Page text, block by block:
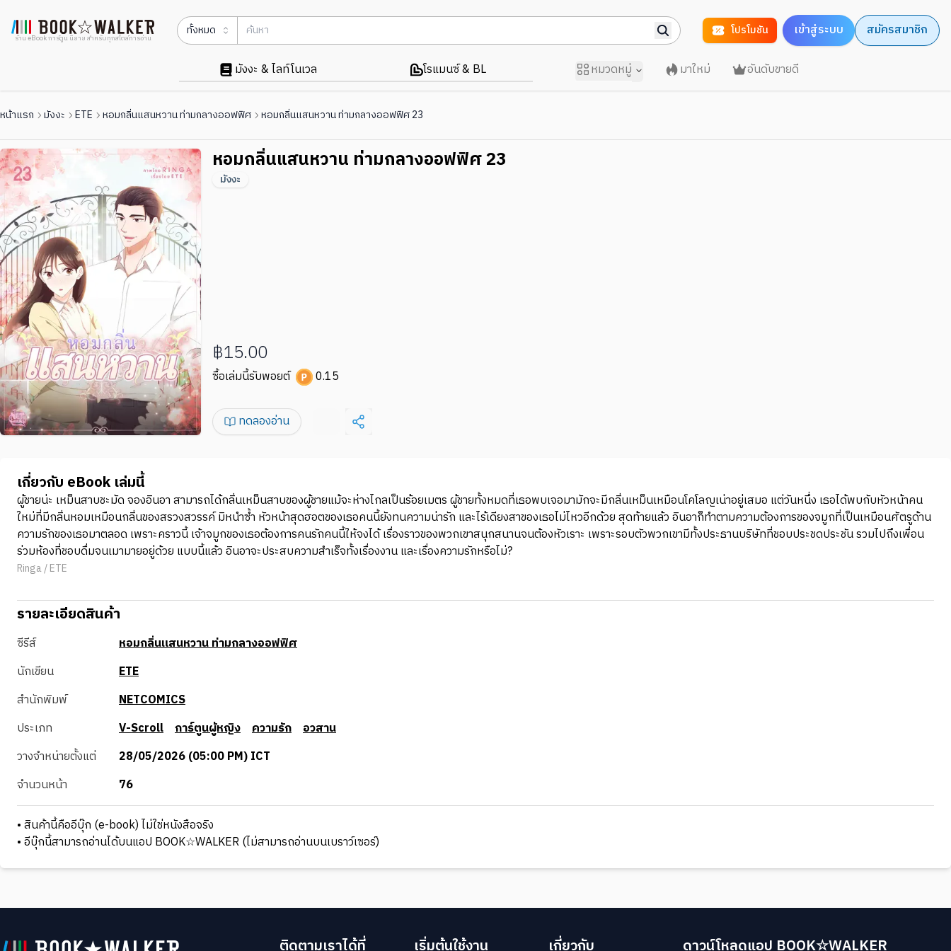
ร้าน eBook การ์ตูน นิยาย สำหรับทุกสไตล์การอ่าน
ทั้งหมด โปรโมชัน เข้าสู่ระบบ สมัครสมาชิก
มังงะ & ไลท์โนเวล โรแมนซ์ & BL หมวดหมู่ มาใหม่ อันดับขายดี
หน้าแรก มังงะ ETE หอมกลิ่นแสนหวาน ท่ามกลางออฟฟิศ หอมกลิ่นแสนหวาน ท่ามกลางออฟฟิศ 23
หอมกลิ่นแสนหวาน ท่ามกลางออฟฟิศ 23
มังงะ
฿15.00
ซื้อเล่มนี้รับพอยต์ 0.15
ทดลองอ่าน
เกี่ยวกับ eBook เล่มนี้
ผู้ชายน่ะ เหม็นสาบชะมัด จองอินอา สามารถได้กลิ่นเหม็นสาบของผู้ชายแม้จะห่างไกลเป็นร้อยเมตร ผู้ชายทั้งหมดที่เธอพบเจอมามักจะมีกลิ่นเหม็นเหมือนโคโลญเน่าอยู่เสมอ แต่วันหนึ่ง เธอได้พบกับหัวหน้าคน
ใหม่ที่มีกลิ่นหอมเหมือนกลิ่นของสรวงสวรรค์ มิหนำซ้ำ หัวหน้าสุดฮอตของเธอคนนี้ยังทนความน่ารัก และไร้เดียงสาของเธอไม่ไหวอีกด้วย สุดท้ายแล้ว อินอาก็ทำตามความต้องการของจมูกที่เป็นเหมือนศัตรูด้าน
ความรักของเธอมาตลอด เพราะคราวนี้ เจ้าจมูกของเธอต้องการคนรักคนนี้ให้จงได้ เรื่องราวของพวกเขาสนุกสนานจนต้องหัวเราะ เพราะรอบตัวพวกเขามีทั้งประธานบริษัทที่ชอบประชดประชัน รวมไปถึงเพื่อน
ร่วมห้องที่ชอบดื่มจนเมามายอยู่ด้วย แบบนี้แล้ว อินอาจะประสบความสำเร็จทั้งเรื่องงาน และเรื่องความรักหรือไม่?
Ringa / ETE
รายละเอียดสินค้า
ซีรีส์
หอมกลิ่นแสนหวาน ท่ามกลางออฟฟิศ
นักเขียน
ETE
สำนักพิมพ์
NETCOMICS
ประเภท
V-Scroll การ์ตูนผู้หญิง ความรัก อวสาน
วางจำหน่ายตั้งแต่
28/05/2026 (05:00 PM) ICT
จำนวนหน้า
76
• สินค้านี้คืออีบุ๊ก (e-book) ไม่ใช่หนังสือจริง
• อีบุ๊กนี้สามารถอ่านได้บนแอป BOOK☆WALKER (ไม่สามารถอ่านบนเบราว์เซอร์)